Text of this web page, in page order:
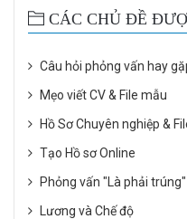
CÁC CHỦ ĐỀ
Câu hỏi phỏng vấn hay
Mẹo viết CV & File mẫu
Hồ Sơ Chuyên nghiệp &
Tạo Hồ sơ Online
Phỏng vấn "Là phải trúng"
Lương và Chế độ